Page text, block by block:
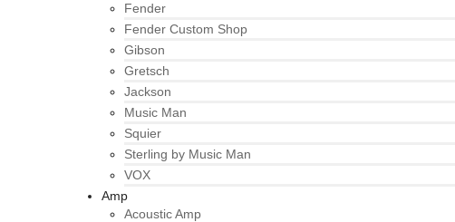
Fender
Fender Custom Shop
Gibson
Gretsch
Jackson
Music Man
Squier
Sterling by Music Man
VOX
Amp
Acoustic Amp